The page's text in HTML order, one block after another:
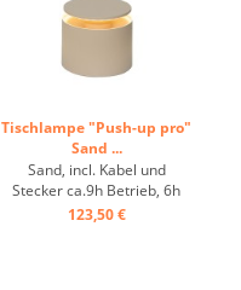
Tischlampe "Push-up pro"
Sand ...
Sand, incl. Kabel und
Stecker ca.9h Betrieb, 6h
Ladung, IP54 ...
123,50 €